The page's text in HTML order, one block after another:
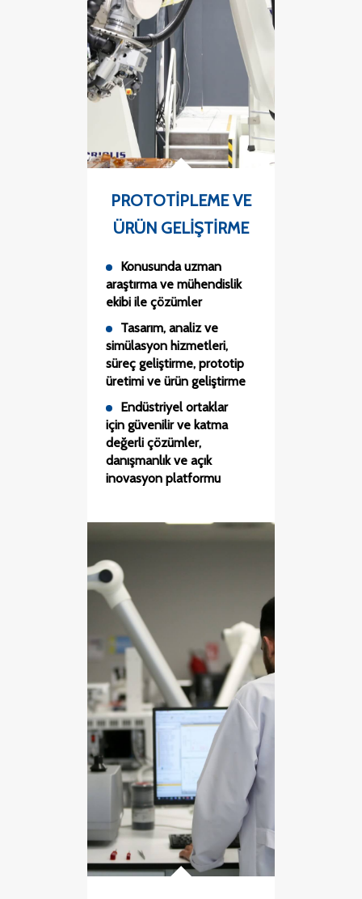
PROTOTIPLEME VE
ÜRÜN GELIŞTIRME
Konusunda uzman
araştırma ve mühendislik
ekibi ile çözümler
Tasarım, analiz ve
simülasyon hizmetleri,
süreç geliştirme, prototip
üretimi ve ürün geliştirme
Endüstriyel ortaklar
için güvenilir ve katma
değerli çözümler,
danışmanlık ve açık
inovasyon platformu